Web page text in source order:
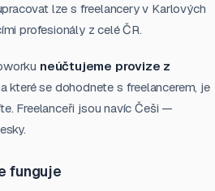
lze s freelancery v Karlových
profesionály z celé ČR.
neúčtujeme provize z
které se dohodnete s freelancerem, je
Freelanceři jsou navíc Češi —
funguje